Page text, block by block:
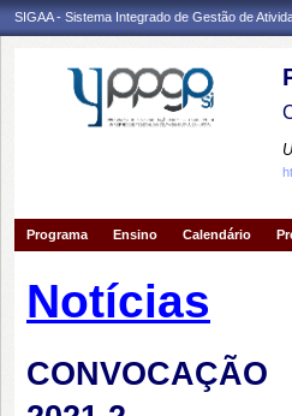
SIGAA - Sistema Integrado de Gestão de
Programa Ensino Calendário
Notícias